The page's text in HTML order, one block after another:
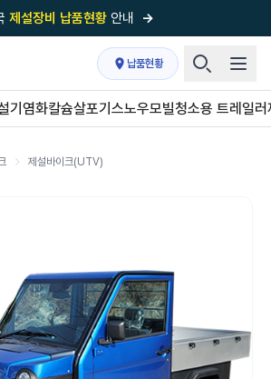
제설장비 납품현황 안내 →
제설장비 제작 전문업체 (주)바이크원
장의 정답!다목적 차량의 표준!
제설장비 납품현황안내→
일'의 특허 제설 시스템
납품현황
기 염화칼슘살포기 스노우모빌청소용 트레일러
제설바이크(UTV)